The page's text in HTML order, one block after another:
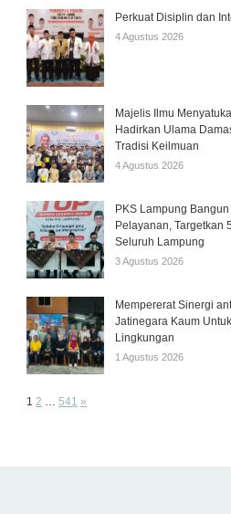
Perkuat Disiplin dan
4 Agustus 2026
Majelis Ilmu
Hadirkan Ulama
Tradisi Keilmuan
4 Agustus 2026
PKS Lampung
Pelayanan, Targetkan
Seluruh Lampung
3 Agustus 2026
Mempererat Sinergi
Jatinegara Kaum
Lingkungan
1 Agustus 2026
Page:
1 2 … 541 Next
»